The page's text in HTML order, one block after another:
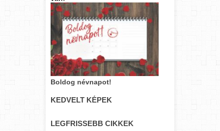
Boldog névnapot!
KEDVELT KÉPEK
LEGFRISSEBB CIKKEK